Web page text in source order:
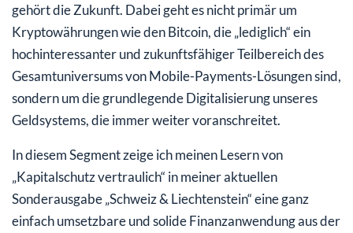
gehört die Zukunft. Dabei geht es nicht primär um
Kryptowährungen wie den Bitcoin, die „lediglich“ ein
hochinteressanter und zukunftsfähiger Teilbereich des
Gesamtuniversums von Mobile-Payments-Lösungen sind,
sondern um die grundlegende Digitalisierung unseres
Geldsystems, die immer weiter voranschreitet.
In diesem Segment zeige ich meinen Lesern von
„Kapitalschutz vertraulich“ in meiner aktuellen
Sonderausgabe „Schweiz & Liechtenstein“ eine ganz
einfach umsetzbare und solide Finanzanwendung aus der